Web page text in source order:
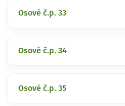
Osové č.p. 33
Osové č.p. 34
Osové č.p. 35